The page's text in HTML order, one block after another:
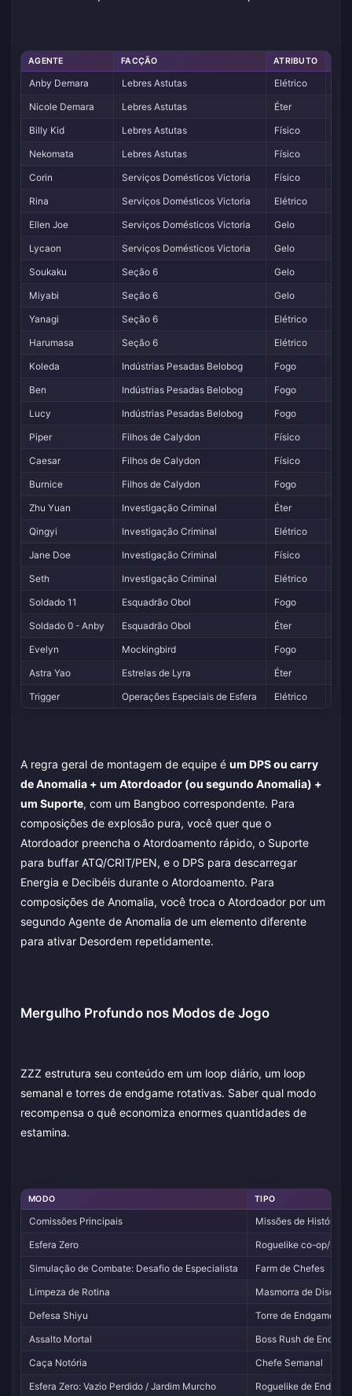
AGENTE FACÇÃO ATRIBUTO
Anby Demara Lebres Astutas Elétrico
Nicole Demara
Lebres Astutas Éter
Billy Kid
Lebres Astutas Físico
Nekomata
Lebres Astutas Físico
Corin
Serviços Domésticos Victoria Físico
Rina
Serviços Domésticos Victoria Elétrico
Ellen Joe
Serviços Domésticos Victoria Gelo
Lycaon
Serviços Domésticos Victoria Gelo
Soukaku
Seção 6 Gelo
Miyabi
Seção 6 Gelo
Yanagi
Seção 6 Elétrico
Harumasa
Seção 6 Elétrico
Koleda
Indústrias Pesadas Belobog Fogo
Ben
Indústrias Pesadas Belobog Fogo
Lucy
Indústrias Pesadas Belobog Fogo
Piper
Filhos de Calydon Físico
Caesar
Filhos de Calydon Físico
Burnice
Filhos de Calydon Fogo
Zhu Yuan
Investigação Criminal Éter
Qingyi
Investigação Criminal Elétrico
Jane Doe
Investigação Criminal Físico
Seth
Investigação Criminal Elétrico
Soldado 11
Esquadrão Obol Fogo
Soldado 0 - Anby
Esquadrão Obol Éter
Evelyn
Mockingbird Fogo
Astra Yao
Estrelas de Lyra Éter
Trigger
Operações Especiais de Esfera Elétrico
A regra geral de montagem de equipe é um DPS ou carry
de Anomalia + um Atordoador (ou segundo Anomalia) +
um Suporte, com um Bangboo correspondente. Para
composições de explosão pura, você quer que o
Atordoador preencha o Atordoamento rápido, o Suporte
para buffar ATQ/CRIT/PEN, e o DPS para descarregar
Energia e Decibéis durante o Atordoamento. Para
composições de Anomalia, você troca o Atordoador por um
segundo Agente de Anomalia de um elemento diferente
para ativar Desordem repetidamente.
Mergulho Profundo nos Modos de Jogo
ZZZ estrutura seu conteúdo em um loop diário, um loop
semanal e torres de endgame rotativas. Saber qual modo
recompensa o quê economiza enormes quantidades de
estamina.
MODO TIPO
Comissões Principais
Missões de História
Esfera Zero
Roguelike co-op/solo
Simulação de Combate: Desafio de Especialista
Farm de Chefes
Limpeza de Rotina
Masmorra de Discos
Defesa Shiyu
Torre de Endgame
Assalto Mortal
Boss Rush de
Caça Notória
Chefe Semanal
Esfera Zero: Vazio Perdido / Jardim Murcho
Roguelike de